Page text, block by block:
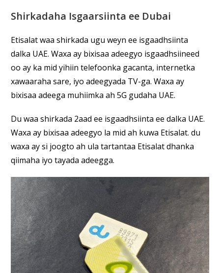
Shirkadaha Isgaarsiinta ee Dubai
Etisalat waa shirkada ugu weyn ee isgaadhsiinta
dalka UAE. Waxa ay bixisaa adeegyo isgaadhsiineed
oo ay ka mid yihiin telefoonka gacanta, internetka
xawaaraha sare, iyo adeegyada TV-ga. Waxa ay
bixisaa adeega muhiimka ah 5G gudaha UAE.
Du waa shirkada 2aad ee isgaadhsiinta ee dalka UAE.
Waxa ay bixisaa adeegyo la mid ah kuwa Etisalat. du
waxa ay si joogto ah ula tartantaa Etisalat dhanka
qiimaha iyo tayada adeegga.